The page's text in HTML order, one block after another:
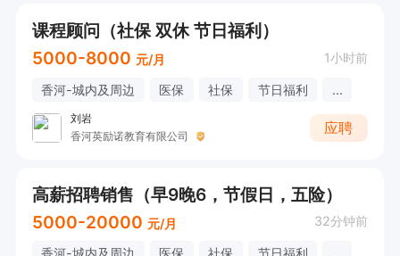
课程顾问（社保 双休 节日福利）
5000-8000 元/月 1小时前
香河-城内及周边 医保 社保 节日福利 ...
刘岩
香河英励诺教育有限公司
应聘
高薪招聘销售（早9晚6，节假日，五险）
5000-20000 元/月 32分钟前